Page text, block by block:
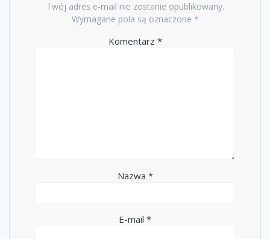
Twój adres e-mail nie zostanie opublikowany.
Wymagane pola są oznaczone *
Komentarz *
Nazwa *
E-mail *